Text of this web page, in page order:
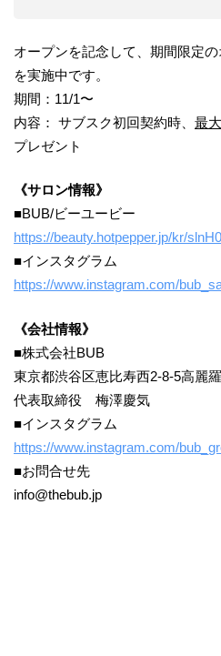
オープンを記念して、期間限定
を実施中です。
期間：11/1〜
内容： サブスク初回契約時、 最
プレゼント
《サロン情報》
■BUB/ビーユービー
https://beauty.hotpepper.jp/kr/
■インスタグラム
https://www.instagram.com/
《会社情報》
■株式会社BUB
東京都渋谷区恵比寿西2-8-5高麗
代表取締役 梅澤慶気
■インスタグラム
https://www.instagram.com/
■お問合せ先
info@thebub.jp